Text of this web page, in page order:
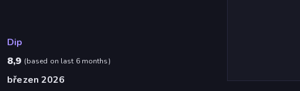
Dip
8,9 (based on last 6 months)
březen 2026